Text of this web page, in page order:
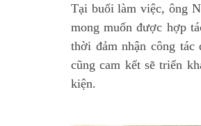
Tại buổi làm việc, ông
mong muốn được hợp
thời đảm nhận công
cũng cam kết sẽ triển
kiện.